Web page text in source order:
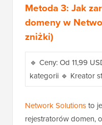
Metoda 3: Jak
domeny w
zniżki)
🔹 Ceny: Od 11,99
kategorii 🔹 Kreator
Network Solutionsto
rejestratorów domen,